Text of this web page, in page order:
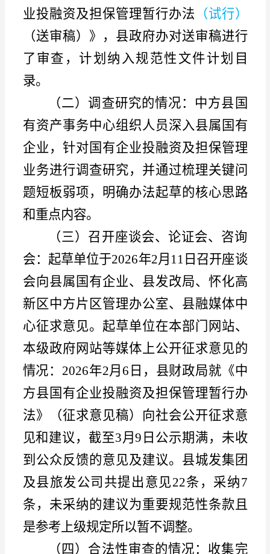
业投融资及担保管理暂行办法 （试行）
（送审稿）》，县政府办对送审稿进行
了审查，计划纳入规范性文件计划目
录。
（二）调查研究的情况： 中方县国
有资产事务中心组织人员深入县属国有
企业，针对国有企业投融资及担保管理
业务进行调查研究，并通过梳理关键问
题短板弱项，明确办法起草的核心思路
和重点内容。
（三）召开座谈会、论证会、咨询
会： 起草单位于2026年2月11日召开座谈
会向县属国有企业、县发改局、 怀化高
新区中方片区管理办公室、县融媒体中
心征求意见。起草单位在本部门网站、
本级政府网站等媒体上公开征求意见的
情况： 2026年2月6日，县财政局就《中
方县国有企业投融资及担保管理暂行办
法》（征求意见稿）向社会公开征求意
见和建议，截至3月9日公示期满，未收
到公众反馈的意见及建议。县城发集团
及县旅发公司共提出意见22条，采纳7
条，未采纳的建议为重要规范性条款且
是参考上级规定所以暂不调整。
（四）合法性审查的情况： 收集完